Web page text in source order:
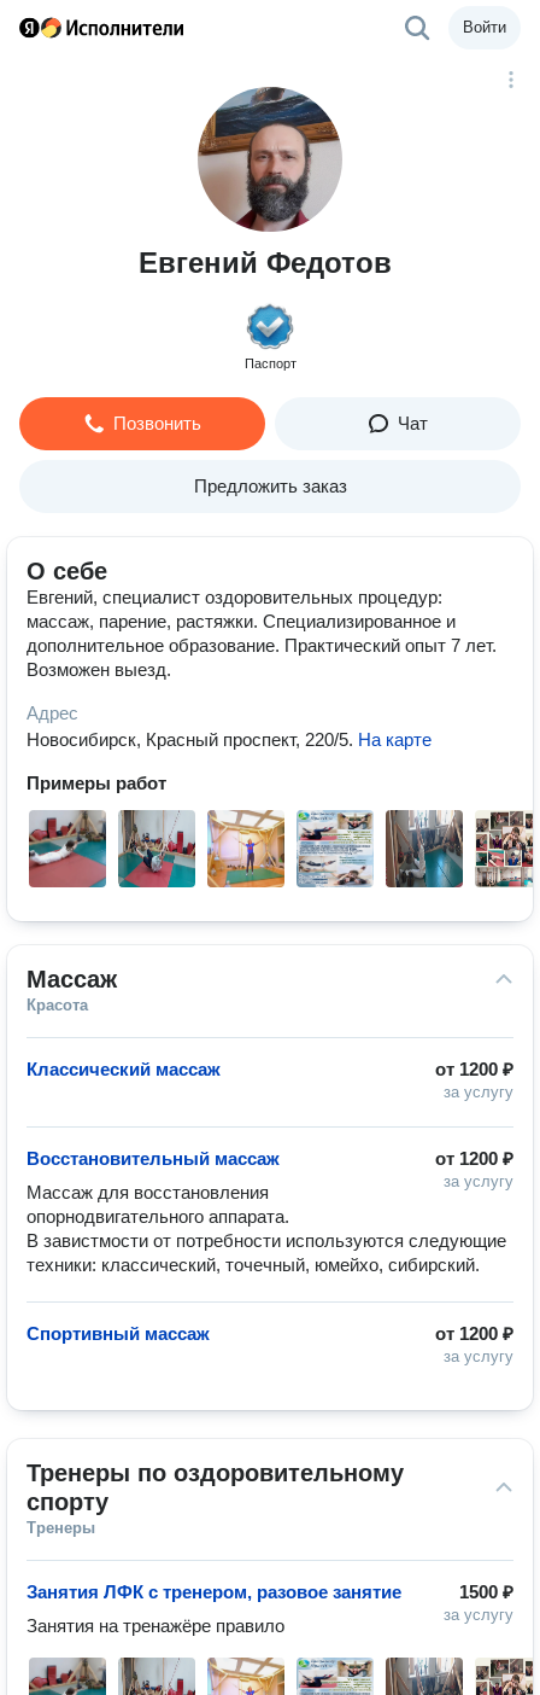
Войти
Евгений Федотов
Паспорт
Позвонить Чат
Предложить заказ
О себе
Евгений, специалист оздоровительных процедур:
массаж, парение, растяжки. Специализированное и
дополнительное образование. Практический опыт 7 лет.
Возможен выезд.
Адрес
Новосибирск, Красный проспект, 220/5. На карте
Примеры работ
Массаж
Красота
от 1200 ₽
за услугу
Классический массаж
от 1200 ₽
за услугу
Восстановительный массаж
Массаж для восстановления
опорнодвигательного аппарата.
В завистмости от потребности используются следующие
техники: классический, точечный, юмейхо, сибирский.
от 1200 ₽
за услугу
Спортивный массаж
Тренеры по оздоровительному
спорту
Тренеры
1500 ₽
за услугу
Занятия ЛФК с тренером, разовое занятие
Занятия на тренажёре правило